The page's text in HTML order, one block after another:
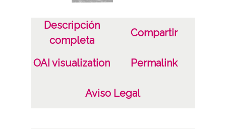
Descripción
completa
Compartir
OAI visualization Permalink
Aviso Legal